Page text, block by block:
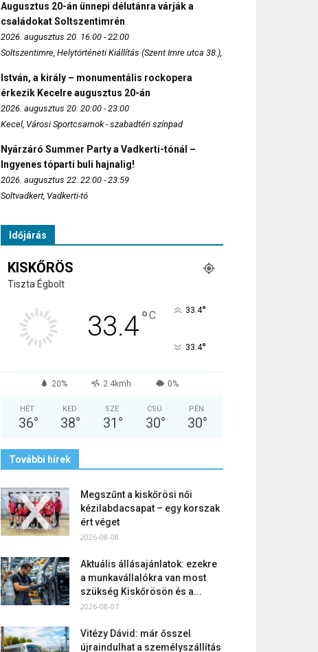
Augusztus 20-án ünnepi délutánra várják a
családokat Soltszentimrén
2026. augusztus 20. 16:00 - 22:00
Soltszentimre, Helytörténeti Kiállítás (Szent Imre utca 38.),
István, a király – monumentális rockopera
érkezik Kecelre augusztus 20-án
2026. augusztus 20. 20:00 - 23:00
Kecel, Városi Sportcsarnok - szabadtéri színpad
Nyárzáró Summer Party a Vadkerti-tónál –
Ingyenes tóparti buli hajnalig!
2026. augusztus 22. 22:00 - 23:59
Soltvadkert, Vadkerti-tó
Időjárás
KISKŐRÖS
Tiszta Égbolt
33.4°C 33.4°
33.4°
20% 2.4kmh 0%
HÉT
36°
KED
38°
SZE
31 °
CSÜ
30°
PÉN
30°
További hírek
Megszűnt a kiskőrösi női
kézilabdacsapat – egy korszak
ért véget
2026-08-08
Aktuális állásajánlatok: ezekre
a munkavállalókra van most
szükség Kiskőrösön és a...
2026-08-07
Vitézy Dávid: már ősszel
újraindulhat a személyszállítás